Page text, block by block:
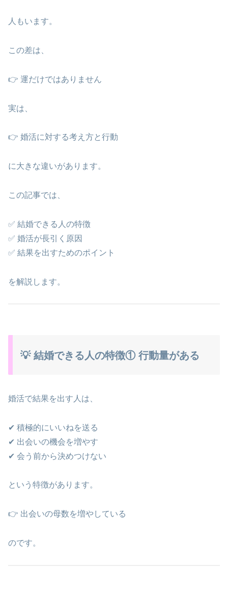
人もいます。
この差は、
👉 運だけではありません
実は、
👉 婚活に対する考え方と行動
に大きな違いがあります。
この記事では、
✅ 結婚できる人の特徴
✅ 婚活が長引く原因
✅ 結果を出すためのポイント
を解説します。
💡 結婚できる人の特徴① 行動量がある
婚活で結果を出す人は、
✔ 積極的にいいねを送る
✔ 出会いの機会を増やす
✔ 会う前から決めつけない
という特徴があります。
👉 出会いの母数を増やしている
のです。